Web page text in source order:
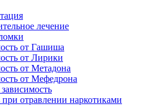
лечение
от Гашиша
от Лирики
от Метадона
от Мефедрона
отравлении наркотиками